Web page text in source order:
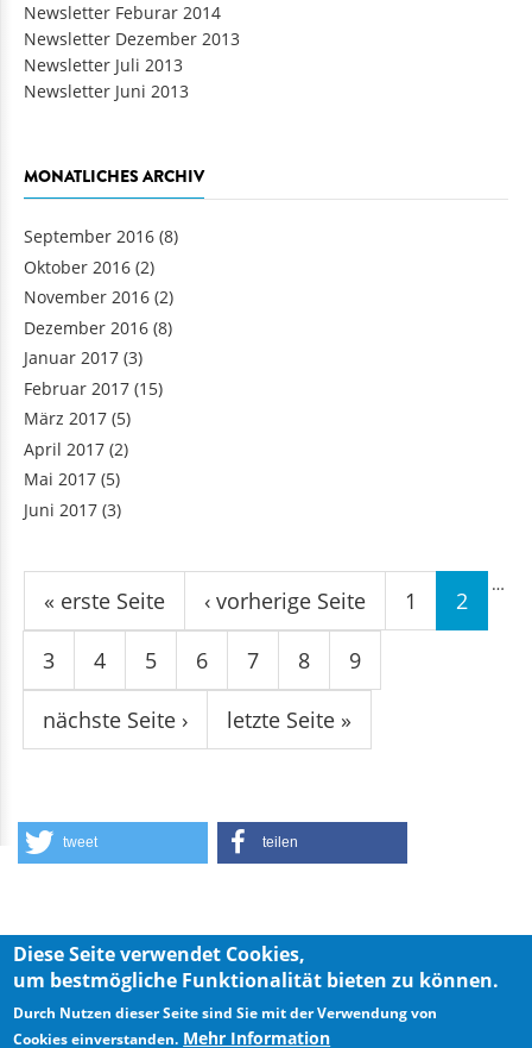
Newsletter Feburar 2014
Newsletter Dezember 2013
Newsletter Juli 2013
Newsletter Juni 2013
MONATLICHES ARCHIV
September 2016 (8)
Oktober 2016 (2)
November 2016 (2)
Dezember 2016 (8)
Januar 2017 (3)
Februar 2017 (15)
März 2017 (5)
April 2017 (2)
Mai 2017 (5)
Juni 2017 (3)
Seiten
« erste Seite ‹ vorherige Seite 1 2
3 4 5 6 7 8 9
…
nächste Seite › letzte Seite »
tweet teilen
Diese Seite verwendet Cookies,
um bestmögliche Funktionalität bieten zu können.
Durch Nutzen dieser Seite sind Sie mit der Verwendung von
Cookies einverstanden. Mehr Information